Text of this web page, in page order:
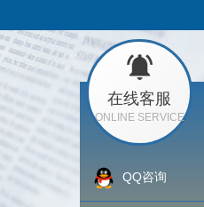
在线客服
ONLINE SERVICE
QQ咨询